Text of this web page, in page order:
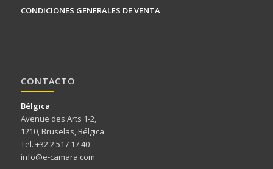
CONDICIONES GENERALES DE VENTA
CONTACTO
Bélgica
Avenue des Arts 1-2,
1210, Bruselas, Bélgica
Tel. +32 2 517 17 40
info@e-camara.com